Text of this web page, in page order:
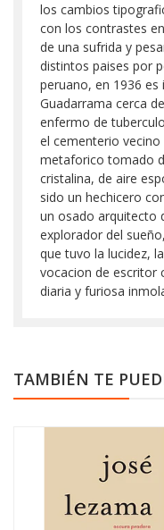
los cambios
con los contrastes
de una sufrida y
distintos paises por
peruano, en 1936
Guadarrama cerca
enfermo de
el cementerio vecino
metaforico tomado
cristalina, de aire
sido un hechicero
un osado arquitecto
explorador del
que tuvo la lucidez,
vocacion de escritor
diaria y furiosa
TAMBIÉN TE